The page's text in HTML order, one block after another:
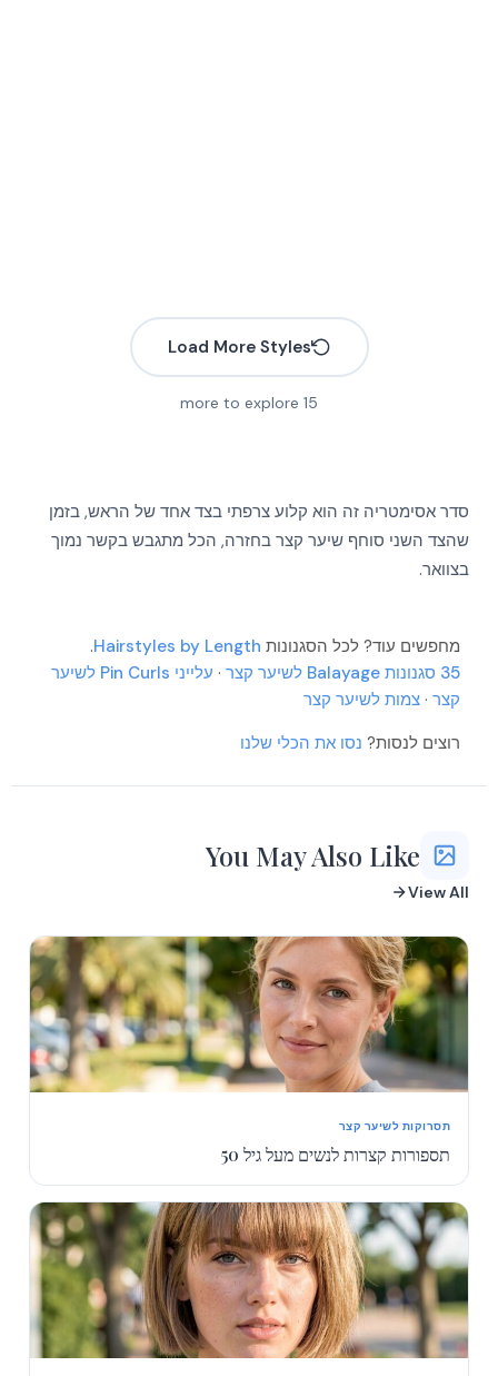
More
More
More
More
More
More
More
Load More Styles
15
סדר אסימטריה זה הוא קלוע צרפתי בצד אחד של הראש, בזמן
שהצד השני סוחף שיער קצר בחזרה, הכל מתגבש בקשר נמוך
בצוואר.
מחפשים עוד? לכל הסגנונות Hairstyles by Length
.
35 סגנונות Balayage לשיער קצר
·
עלייני Pin Curls לשיער
קצר · צמות לשיער קצר
רוצים לנסות? נסו את הכלי שלנו
You May Also Like
View All
תסרוקות לשיער קצר
תספורות קצרות לנשים מעל גיל 50